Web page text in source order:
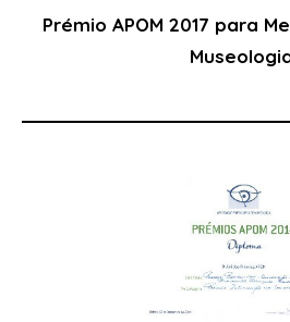
Prémio APOM 2017 para